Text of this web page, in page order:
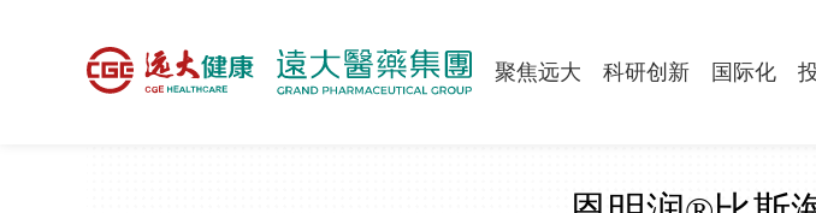
聚焦远大 科研创新 国际化
> 产品与服务 > 产品中心 > 呼吸与危重症板块